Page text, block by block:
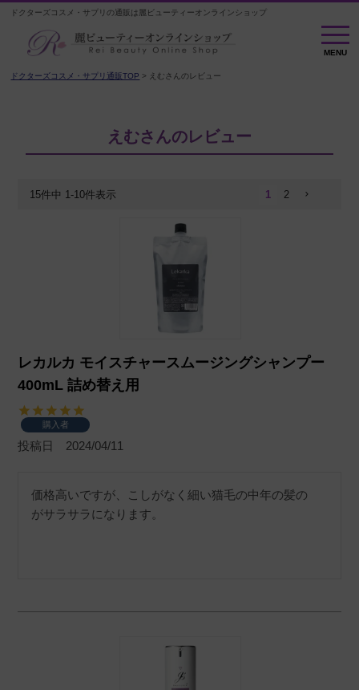
ドクターズコスメ・サプリの通販は麗ビューティーオンラインショップ
MENU
MENU
ドクターズコスメ・サプリ通販TOP えむさんのレビュー
えむさんのレビュー
15件中 1-10件表示 1 2
レカルカ モイスチャースムージングシャンプー
400mL 詰め替え用
購入者
投稿日 2024/04/11
価格高いですが、こしがなく細い猫毛の中年の髪の
がサラサラになります。